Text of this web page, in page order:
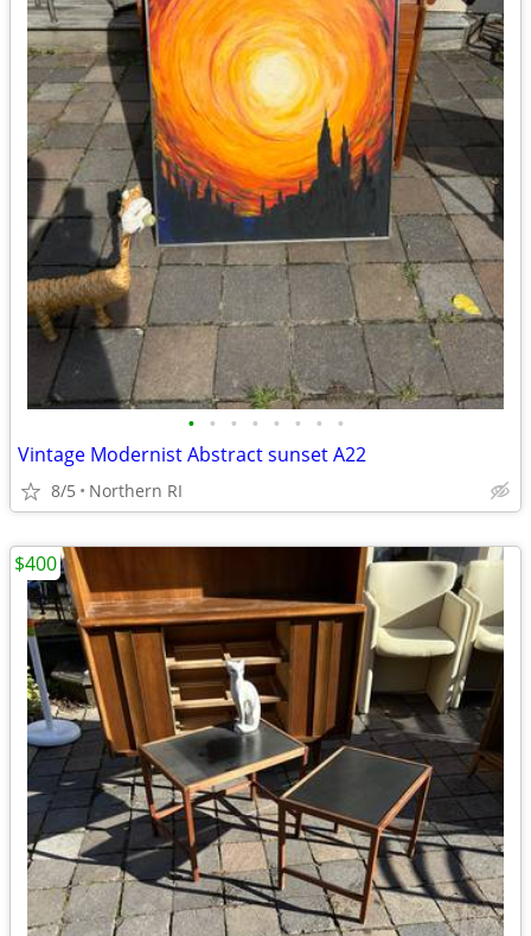
• • • • • • • •
Vintage Modernist Abstract sunset A22
8/5 Northern RI
$400